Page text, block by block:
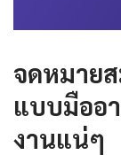
จดหมาย
แบบมืออ
งานแน่ๆ